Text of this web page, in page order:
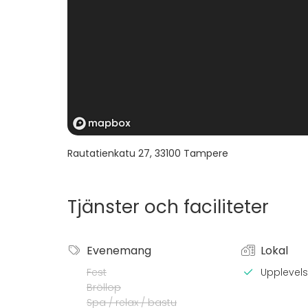
Rautatienkatu 27, 33100 Tampere
Tjänster och faciliteter
Evenemang
Fest
Bröllop
Spa / relax / bastu
Lokal